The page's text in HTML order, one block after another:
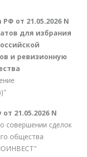
от 21.05.2026 N
для избрания
и ревизионную
21.05.2026 N
совершении сделок
общества